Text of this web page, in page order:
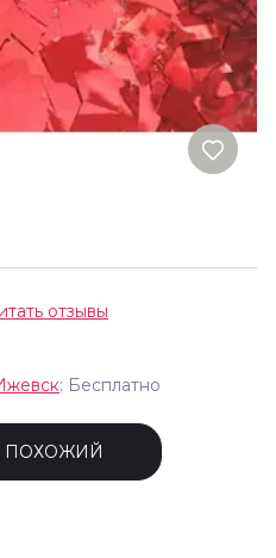
: Бесплатно
отзывы
ПОХОЖИЙ